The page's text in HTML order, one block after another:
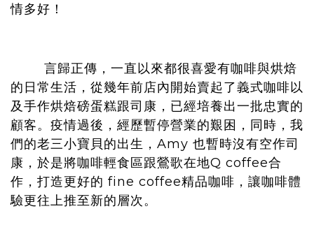
情多好！
言歸正傳，一直以來都很喜愛有咖啡與烘焙
的日常生活，從幾年前店內開始賣起了義式咖啡以
及手作烘焙磅蛋糕跟司康，已經培養出一批忠實的
顧客。疫情過後，經歷暫停營業的艱困，同時，我
們的老三小寶貝的出生，Amy 也暫時沒有空作司
康，於是將咖啡輕食區跟鶯歌在地Q coffee合
作，打造更好的 fine coffee精品咖啡，讓咖啡體
驗更往上推至新的層次。